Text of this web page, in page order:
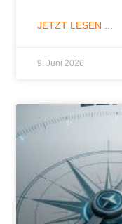
JETZT LESEN ...
9. Juni 2026